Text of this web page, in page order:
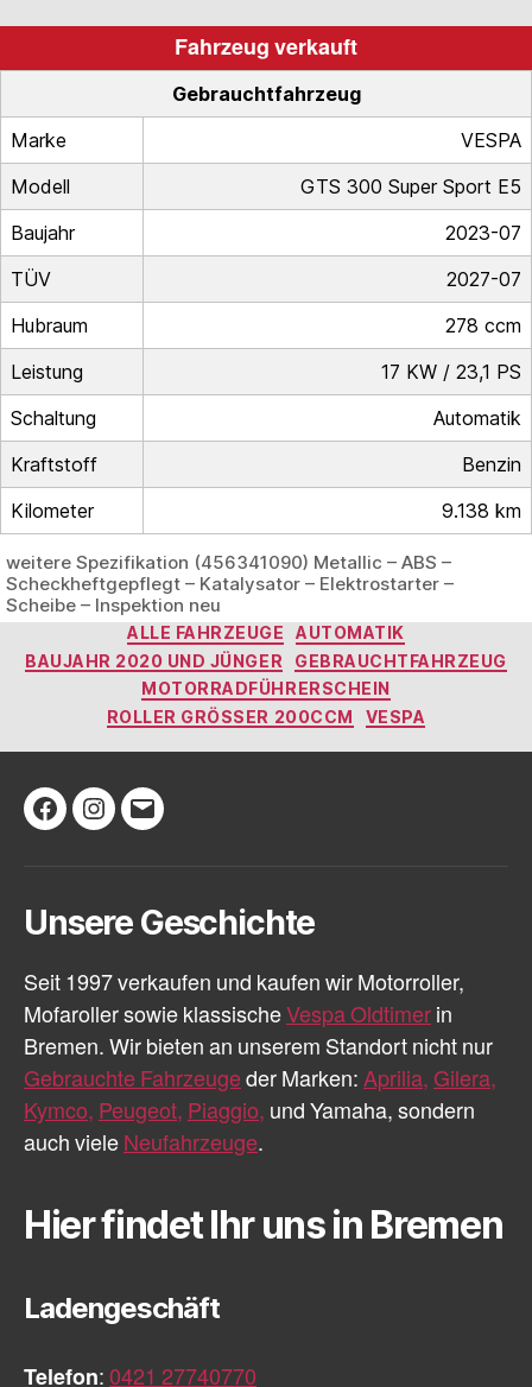
Fahrzeug verkauft
Gebrauchtfahrzeug
Marke
VESPA
Modell
GTS 300 Super Sport E5
Baujahr
2023-07
TÜV
2027-07
Hubraum
278 ccm
Leistung
17 KW / 23,1 PS
Schaltung
Automatik
Kraftstoff
Benzin
Kilometer
9.138 km
weitere Spezifikation (456341090) Metallic – ABS –
Scheckheftgepflegt – Katalysator – Elektrostarter –
Scheibe – Inspektion neu
KategorienALLE FAHRZEUGE
AUTOMATIK
BAUJAHR 2020 UND JÜNGER
GEBRAUCHTFAHRZEUG
MOTORRADFÜHRERSCHEIN
ROLLER GRÖSSER 200CCM
VESPA
Facebook
Instagram
E-
Unsere Geschichte
Seit 1997 verkaufen und kaufen wir Motorroller,
Mofaroller sowie klassischeVespa Oldtimer in
Bremen. Wir bieten an unserem Standort nicht nur
Gebrauchte Fahrzeugeder Marken: Aprilia, Gilera,
Kymco, Peugeot, Piaggio, und Yamaha, sondern
auch viele Neufahrzeuge.
Hier findet Ihr uns in Bremen
Ladengeschäft
Telefon: 0421 27740770